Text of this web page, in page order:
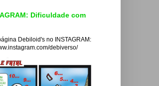
Dificuldade com
Debiloid's no INSTAGRAM:
debiverso/